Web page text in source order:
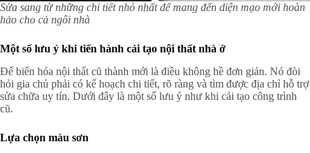
Sửa sang từ những chi tiết nhỏ nhất để mang đến diện mạo mới hoàn
hảo cho cả ngôi nhà
Một số lưu ý khi tiến hành cải tạo nội thất nhà ở
Để biến hóa nội thất cũ thành mới là điều không hề đơn giản. Nó đòi
hỏi gia chủ phải có kế hoạch chi tiết, rõ ràng và tìm được địa chỉ hỗ trợ
sửa chữa uy tín. Dưới đây là một số lưu ý như khi cải tạo công trình
cũ.
Lựa chọn màu sơn